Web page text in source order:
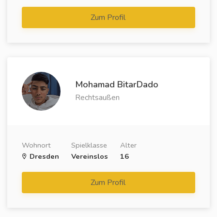
Zum Profil
Mohamad BitarDado
Rechtsaußen
Wohnort
Dresden
Spielklasse
Vereinslos
Alter
16
Zum Profil